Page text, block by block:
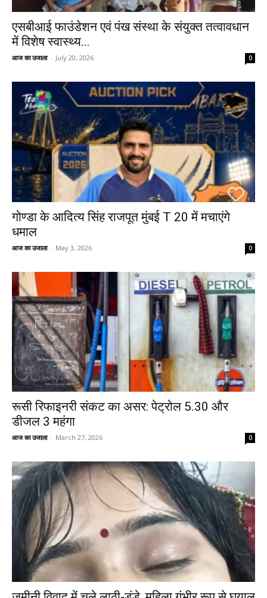
एसबीआई फाउंडेशन एवं पंख संस्था के संयुक्त तत्वावधान
में विशेष स्वास्थ्य...
आज का उजाला - July 20, 2026 0
गोण्डा के आदित्य सिंह राजपूत मुंबई T 20 में मचाएंगे
धमाल
आज का उजाला - May 3, 2026 0
रूसी रिफाइनरी संकट का असर: पेट्रोल ₹5.30 और
डीजल ₹3 महंगा
आज का उजाला - March 27, 2026 0